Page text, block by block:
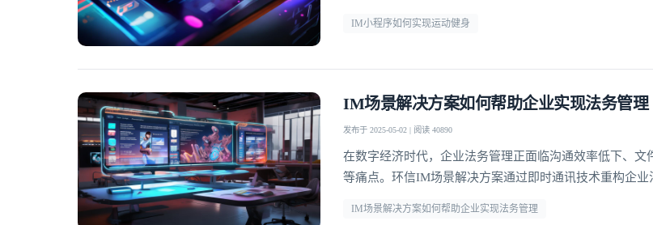
IM小程序如何实现运动健身
IM场景解决方案如何帮助企业实现法务管理
发布于 2025-05-02 | 阅读 40890
在数字经济时代，企业法务管理正面临沟通效率低下、文
等痛点。环信IM场景解决方案通过即时通讯技术重构企
IM场景解决方案如何帮助企业实现法务管理